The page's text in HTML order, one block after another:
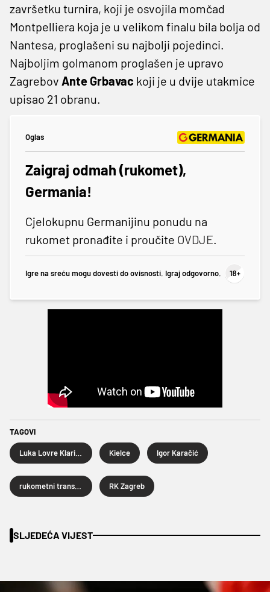
završetku turnira, koji je osvojila momčad
Montpelliera koja je u velikom finalu bila bolja od
Nantesa, proglašeni su najbolji pojedinci.
Najboljim golmanom proglašen je upravo
Zagrebov Ante Grbavac koji je u dvije utakmice
upisao 21 obranu.
Oglas
Zaigraj odmah (rukomet),
Germania!
Cjelokupnu Germanijinu ponudu na
rukomet pronađite i proučite OVDJE.
Igre na sreću mogu dovesti do ovisnosti. Igraj odgovorno.
TAGOVI
Kielce Igor Karačić
RK Zagreb
SLJEDEĆA VIJEST